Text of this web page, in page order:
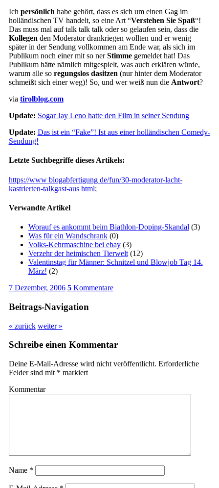
Ich persönlich habe gehört, dass es sich um einen Gag im
holländischen TV handelt, so eine Art “Verstehen Sie Spaß“!
Das muss mal auf talk talk talk oder so gelaufen sein, dass die
Kollegen den Moderator drankriegen wollten und er wenig
später in der Sendung vollkommen am Ende war, als sich im
Publikum noch einer mit so nerStimmegemeldet hat! Das
Publikum hätte nämlich mitgespielt, was auch erklären würde,
warum alle so regungslos dasitzen (nur hinter dem Moderator
schmeißt sich einer weg)! So, und wer weiß nun die Antwort?
via tirolblog.com
Update: Sogar Jay Leno hatte den Film in seiner Sendung
Update: Das ist ein “Fake”! Ist aus einer holländischen Comedy-
Sendung!
Letzte Suchbegriffe dieses Artikels:
https://www blogabfertigung de/fun/30-moderator-lacht-
kastrierten-talkgast-aus html;
Verwandte Artikel
Worauf es ankommt beim Biathlon-Doping-Skandal (3)
Was für ein Wandschrank(0)
Volks-Kehrmaschine bei ebay(3)
Verzehr der heimischen Tierwelt(12)
Valentinstag für Männer: Schnitzel und Blowjob Tag 14.
März! (2)
7 Dezember, 2006 5Kommentare
Beitrags-Navigation
« zurück weiter »
Schreibe einen Kommentar
Deine E-Mail-Adresse wird nicht veröffentlicht. Erforderliche
Felder sind mit * markiert
Kommentar
Name *